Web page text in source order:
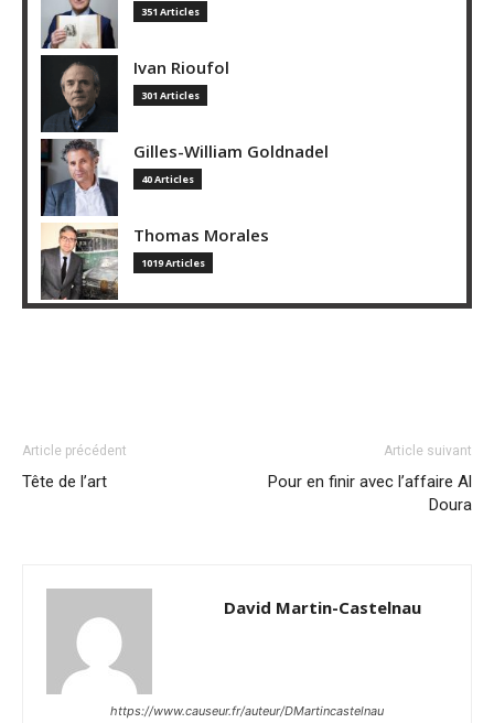
351 Articles
Ivan Rioufol
301 Articles
Gilles-William Goldnadel
40 Articles
Thomas Morales
1019 Articles
Article précédent
Tête de l’art
Article suivant
Pour en finir avec l’affaire Al
Doura
David Martin-Castelnau
https://www.causeur.fr/auteur/DMartincastelnau